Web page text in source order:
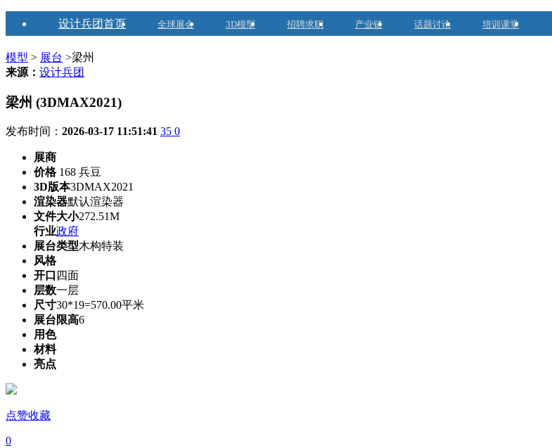
设计兵团首页 全球展会 3D模型 招聘求职 产业链 话题讨论 培训课堂
模型 > 展台 >梁州
来源： 设计兵团
梁州 (3DMAX2021)
发布时间： 2026-03-17 11:51:41 35 0
展商
价格168 兵豆
3D版本3DMAX2021
渲染器默认渲染器
文件大小272.51M
行业政府
展台类型木构特装
风格
开口 四面
层数一层
尺寸30*19=570.00平米
展台限高6
用色
材料
亮点
点赞收藏
0